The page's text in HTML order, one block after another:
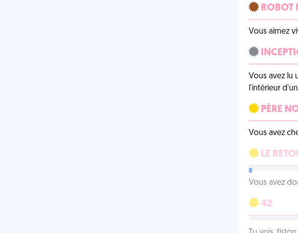
ROBOT
Vous aimez
Vous avez lu
l'intérieur
PÈRE
Vous avez
LE
Vous avez
42